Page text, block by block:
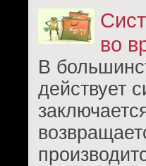
во
В
действует